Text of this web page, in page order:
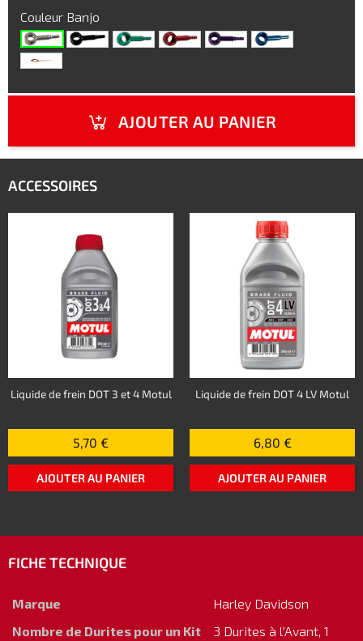
Couleur Banjo
AJOUTER AU PANIER
ACCESSOIRES
Liquide de frein DOT 3 et 4 Motul
5,70 €
AJOUTER AU PANIER
Liquide de frein DOT 4 LV Motul
6,80 €
AJOUTER AU PANIER
FICHE TECHNIQUE
Marque
Harley Davidson
Nombre de Durites pour un Kit
3 Durites à l'Avant, 1